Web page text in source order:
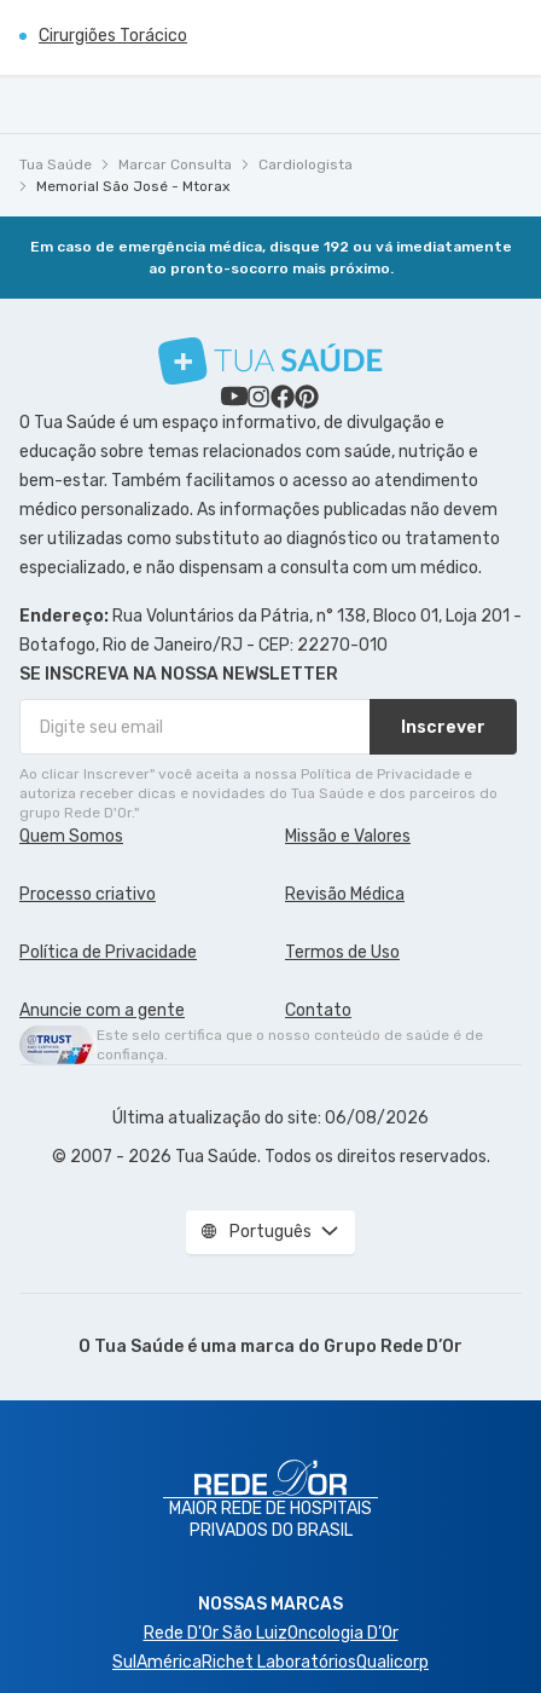
Cirurgiões Torácico
Tua Saúde Marcar Consulta
Cardiologista
Memorial São José - Mtorax
Em caso de emergência médica, disque 192 ou vá imediatamente
ao pronto-socorro mais próximo.
O Tua Saúde é um espaço informativo, de divulgação e
educação sobre temas relacionados com saúde, nutrição e
bem-estar. Também facilitamos o acesso ao atendimento
médico personalizado. As informações publicadas não devem
ser utilizadas como substituto ao diagnóstico ou tratamento
especializado, e não dispensam a consulta com um médico.
Endereço: Rua Voluntários da Pátria, n° 138, Bloco 01, Loja 201 -
Botafogo, Rio de Janeiro/RJ - CEP: 22270-010
SE INSCREVA NA NOSSA NEWSLETTER
Inscrever
Ao clicar Inscrever" você aceita a nossa Política de Privacidade e
autoriza receber dicas e novidades do Tua Saúde e dos parceiros do
grupo Rede D'Or."
Quem Somos Missão e Valores
Processo criativo Revisão Médica
Política de Privacidade Termos de Uso
Anuncie com a gente Contato
Este selo certifica que o nosso conteúdo de saúde é de
confiança.
Última atualização do site: 06/08/2026
© 2007 - 2026 Tua Saúde. Todos os direitos reservados.
Português
O Tua Saúde é uma marca do Grupo Rede D’Or
MAIOR REDE DE HOSPITAIS
PRIVADOS DO BRASIL
NOSSAS MARCAS
Rede D'Or São LuizOncologia D’Or
SulAméricaRichet LaboratóriosQualicorp